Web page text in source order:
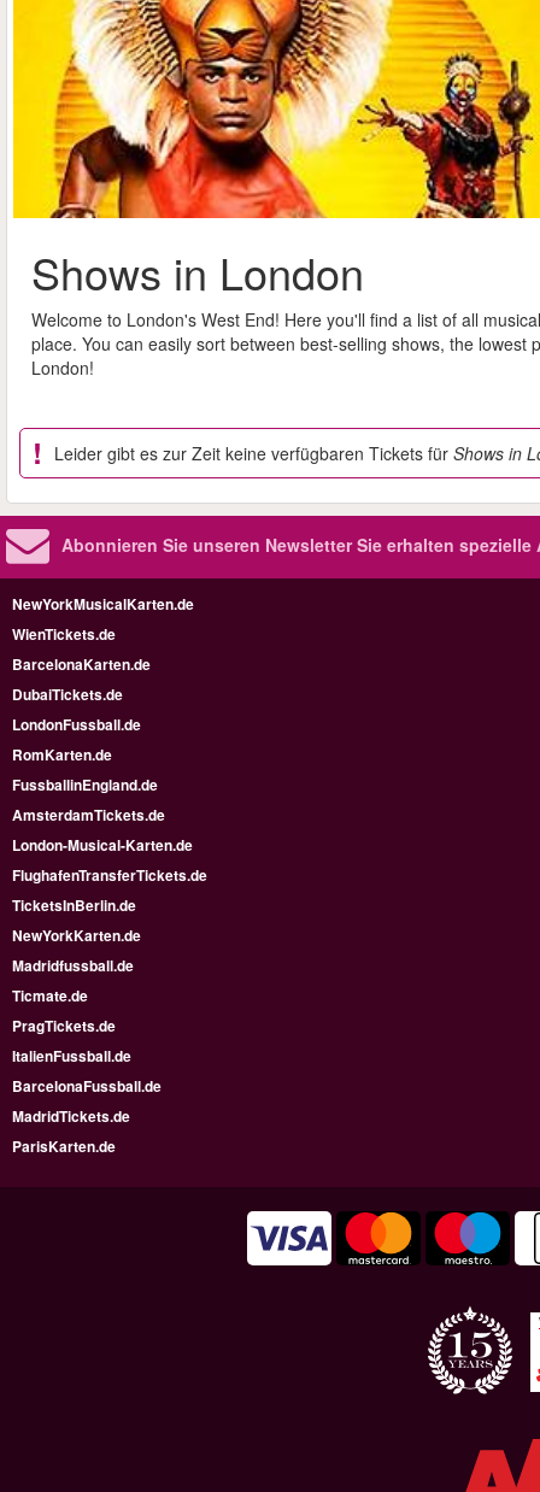
Shows in London
Welcome to London's West End! Here you'll find a list of all
place. You can easily sort between best-selling shows, the
London!
Leider gibt es zur Zeit keine verfügbaren Tickets für Shows in
Abonnieren Sie unseren NewsletterSie erhalten spezielle
NewYorkMusicalKarten.de
WienTickets.de
BarcelonaKarten.de
DubaiTickets.de
LondonFussball.de
RomKarten.de
FussballinEngland.de
AmsterdamTickets.de
London-Musical-Karten.de
FlughafenTransferTickets.de
TicketsInBerlin.de
NewYorkKarten.de
Madridfussball.de
Ticmate.de
PragTickets.de
ItalienFussball.de
BarcelonaFussball.de
MadridTickets.de
ParisKarten.de